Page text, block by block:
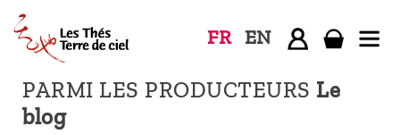
PARMI LES PRODUCTEURS Le
blog
FR EN
Accueil
La